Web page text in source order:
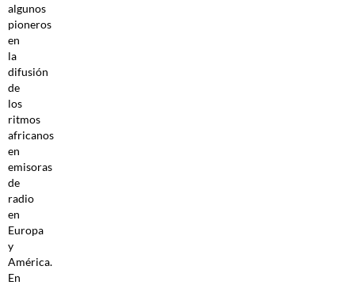
algunos
pioneros
en
la
difusión
de
los
ritmos
africanos
en
emisoras
de
radio
en
Europa
y
América.
En